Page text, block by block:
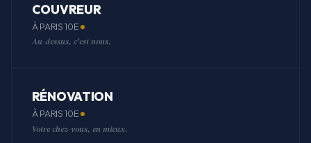
COUVREUR
À PARIS 10E
Au-dessus, c'est nous.
RÉNOVATION
À PARIS 10E
Votre chez-vous, en mieux.